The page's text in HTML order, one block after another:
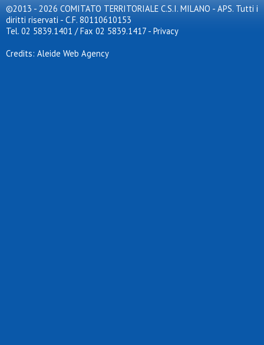
©2013 - 2026 COMITATO TERRITORIALE C.S.I. MILANO - APS. Tutti i
diritti riservati - C.F. 80110610153
Tel. 02 5839.1401 / Fax 02 5839.1417 - Privacy
Credits: Aleide Web Agency